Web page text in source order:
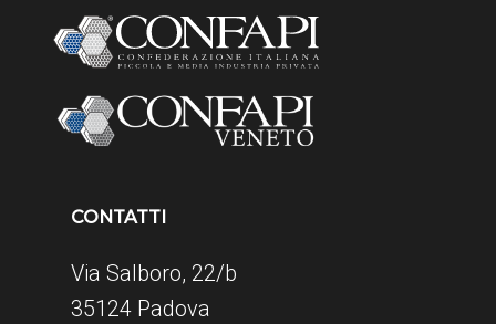
CONTATTI
Via Salboro, 22/b
35124 Padova